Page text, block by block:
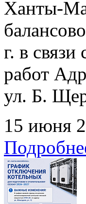
Ханты-
г. в
работ
ул. Б.
15 июня